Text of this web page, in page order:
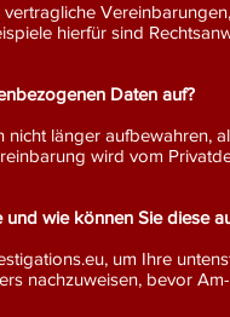
hierfür sind
Daten auf?
länger aufbewahren,
wird vom
wie können Sie diese
, um Ihre
bevor